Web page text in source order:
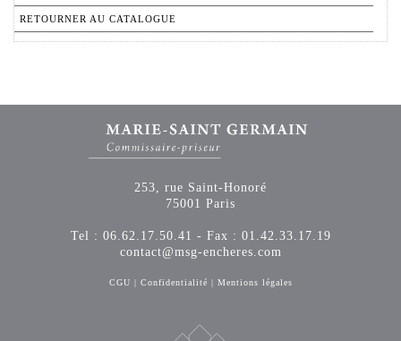
RETOURNER AU CATALOGUE
253, rue Saint-Honoré
75001 Paris
Tel : 06.62.17.50.41 - Fax : 01.42.33.17.19
contact@msg-encheres.com
CGU | Confidentialité | Mentions légales